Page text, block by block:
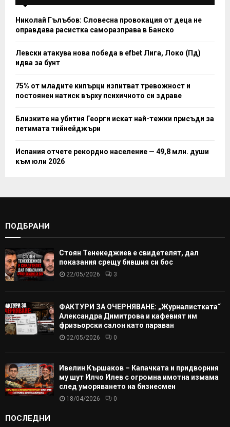
Николай Гълъбов: Словесна провокация от деца не
оправдава расистка саморазправа в Банско
Левски атакува нова победа в efbet Лига, Локо (Пд)
идва за бунт
75% от младите кипърци изпитват тревожност и
постоянен натиск върху психичното си здраве
Близките на убития Георги искат най-тежки присъди за
петимата тийнейджъри
Испания отчете рекордно население — 49,8 млн. души
към юли 2026
ПОДБРАНИ
Стоян Тенекеджиев е свидетелят, дал
показания срещу бившия си бос
22/05/2026 3
ФАКТУРИ ЗА ОЧЕРНЯВАНЕ: „Журналистката“
Александра Димитрова и кафевият им
фризьорски салон като параван
02/05/2026 0
Ивелин Кършаков – Капачката и придворния
му шут Илчо Илев с огромна имотна измама
след уморяването на бизнесмен
18/04/2026 0
ПОСЛЕДНИ